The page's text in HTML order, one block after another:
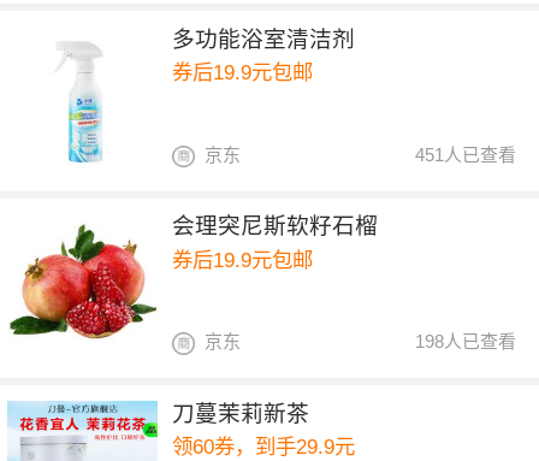
多功能浴室清洁剂
券后19.9元包邮
451人已查看
京东
会理突尼斯软籽石榴
券后19.9元包邮
198人已查看
京东
刀蔓茉莉新茶
领60券，到手29.9元